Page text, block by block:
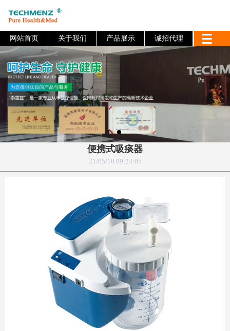
网站首页 关于我们 产品展示 诚招代理
便携式吸痰器
21/05/10 09:24:05